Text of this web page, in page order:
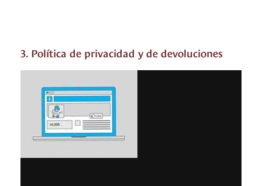
3. Política de privacidad y de devoluciones